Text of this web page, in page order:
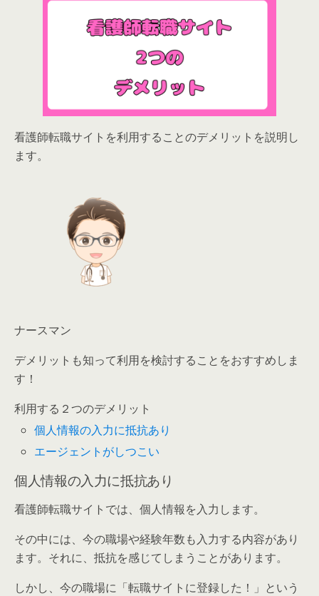
看護師転職サイトを利用することのデメリットを説明し
ます。
ナースマン
デメリットも知って利用を検討することをおすすめしま
す！
利用する２つのデメリット
個人情報の入力に抵抗あり
エージェントがしつこい
個人情報の入力に抵抗あり
看護師転職サイトでは、個人情報を入力します。
その中には、今の職場や経験年数も入力する内容があり
ます。それに、抵抗を感じてしまうことがあります。
しかし、 今の職場に「転職サイトに登録した！」という